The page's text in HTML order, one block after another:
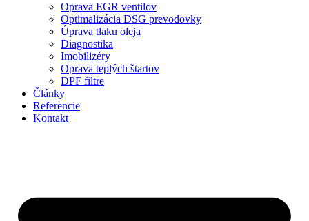
Oprava EGR ventilov
Optimalizácia DSG prevodovky
Úprava tlaku oleja
Diagnostika
Imobilizéry
Oprava teplých štartov
DPF filtre
Články
Referencie
Kontakt